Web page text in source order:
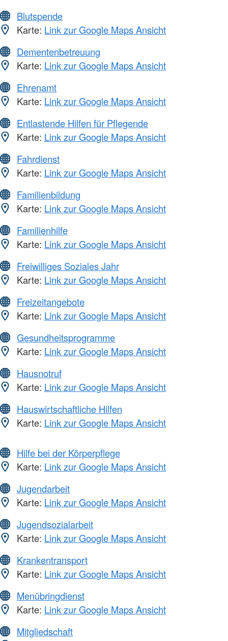
Blutspende
Karte: Link zur Google Maps Ansicht
Dementenbetreuung
Karte: Link zur Google Maps Ansicht
Ehrenamt
Karte: Link zur Google Maps Ansicht
Entlastende Hilfen für Pflegende
Karte: Link zur Google Maps Ansicht
Fahrdienst
Karte: Link zur Google Maps Ansicht
Familienbildung
Karte: Link zur Google Maps Ansicht
Familienhilfe
Karte: Link zur Google Maps Ansicht
Freiwilliges Soziales Jahr
Karte: Link zur Google Maps Ansicht
Freizeitangebote
Karte: Link zur Google Maps Ansicht
Gesundheitsprogramme
Karte: Link zur Google Maps Ansicht
Hausnotruf
Karte: Link zur Google Maps Ansicht
Hauswirtschaftliche Hilfen
Karte: Link zur Google Maps Ansicht
Hilfe bei der Körperpflege
Karte: Link zur Google Maps Ansicht
Jugendarbeit
Karte: Link zur Google Maps Ansicht
Jugendsozialarbeit
Karte: Link zur Google Maps Ansicht
Krankentransport
Karte: Link zur Google Maps Ansicht
Menübringdienst
Karte: Link zur Google Maps Ansicht
Mitgliedschaft